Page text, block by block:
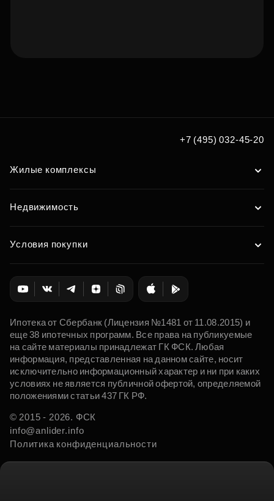
+7 (495) 032-45-20
Жилые комплексы
Недвижимость
Условия покупки
Ипотека от Сбербанк (Лицензия №1481 от 11.08.2015) и
еще 38 ипотечных программ. Все права на публикуемые
на сайте материалы принадлежат ГК ФСК. Любая
информация, представленная на данном сайте, носит
исключительно информационный характер и ни при каких
условиях не является публичной офертой, определяемой
положениями статьи 437 ГК РФ.
© 2015 - 2026. ФСК
info@anlider.info
Политика конфиденциальности